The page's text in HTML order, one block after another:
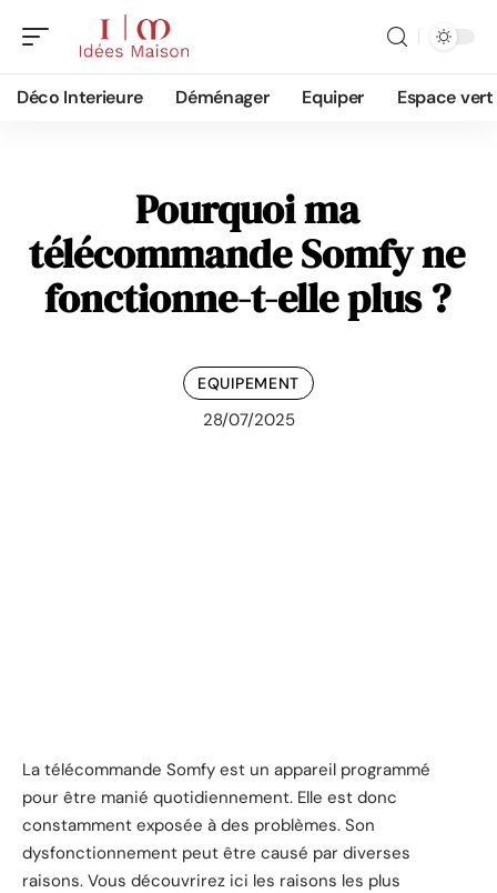
Déco Interieure Déménager Equiper Espace vert
Pourquoi ma
télécommande Somfy ne
fonctionne-t-elle plus ?
EQUIPEMENT
28/07/2025
La télécommande Somfy est un appareil programmé
pour être manié quotidiennement. Elle est donc
constamment exposée à des problèmes. Son
dysfonctionnement peut être causé par diverses
raisons. Vous découvrirez ici les raisons les plus